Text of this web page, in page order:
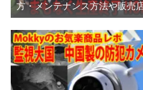
方・メンテナンス方法や販売
情報あり